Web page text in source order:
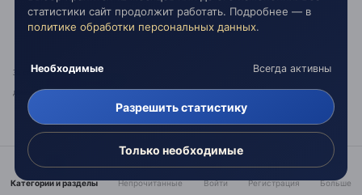
За столами трактиров, в корчмах на перекрестках дорог Европы, за зеленым сукном игорных
домов случались такие разговоры:
Категории и разделы Непрочитанные Войти Регистрация Больше
статистики сайт продолжит работать. Подробнее — в
политике обработки персональных данных.
Необходимые Всегда активны
Разрешить статистику
Только необходимые